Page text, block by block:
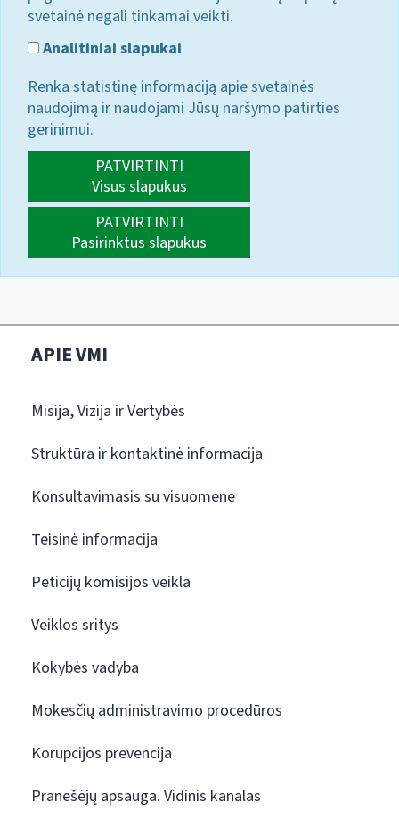
svetainė negali tinkamai veikti.
Analitiniai slapukai
Renka statistinę informaciją apie svetainės
naudojimą ir naudojami Jūsų naršymo patirties
gerinimui.
PATVIRTINTI
Visus slapukus
PATVIRTINTI
Pasirinktus slapukus
APIE VMI
Misija, Vizija ir Vertybės
Struktūra ir kontaktinė informacija
Konsultavimasis su visuomene
Teisinė informacija
Peticijų komisijos veikla
Veiklos sritys
Kokybės vadyba
Mokesčių administravimo procedūros
Korupcijos prevencija
Pranešėjų apsauga. Vidinis kanalas